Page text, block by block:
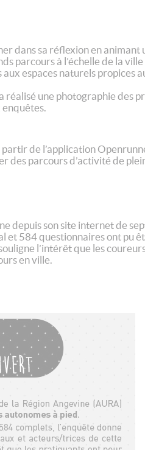
dans sa réflexion en animant
parcours à l’échelle de la
espaces naturels propices
réalisé une photographie des
partir de l’application
des parcours d’activité de
depuis son site internet de
et 584 questionnaires ont pu
l’intérêt que les
en ville.